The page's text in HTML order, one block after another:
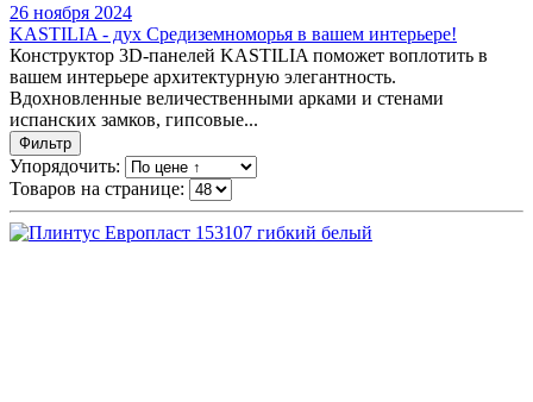
26 ноября 2024
KASTILIA - дух Средиземноморья в вашем интерьере!
Конструктор 3D-панелей KASTILIA поможет воплотить в
вашем интерьере архитектурную элегантность.
Вдохновленные величественными арками и стенами
испанских замков, гипсовые...
Фильтр
Упорядочить:
Товаров на странице: